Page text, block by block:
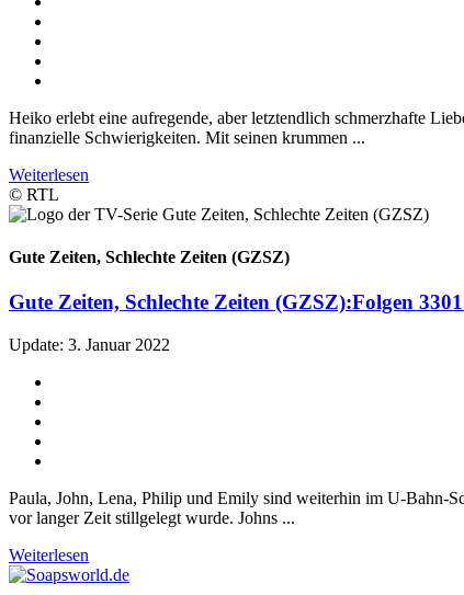
Heiko erlebt eine aufregende, aber letztendlich schmerzhafte
finanzielle Schwierigkeiten. Mit seinen krummen ...
Weiterlesen
© RTL
Gute Zeiten, Schlechte Zeiten (GZSZ)
Gute Zeiten, Schlechte Zeiten (GZSZ):Folgen
Update: 3. Januar 2022
Paula, John, Lena, Philip und Emily sind weiterhin im U-Bahn-
vor langer Zeit stillgelegt wurde. Johns ...
Weiterlesen